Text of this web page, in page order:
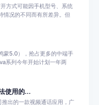
方式可能因手机型号、系统
情况的不同而有所差异。但
蒙5.0），抢占更多的中端手
系列今年开始计划一年两
使用的...
出的一款视频通话应用，广